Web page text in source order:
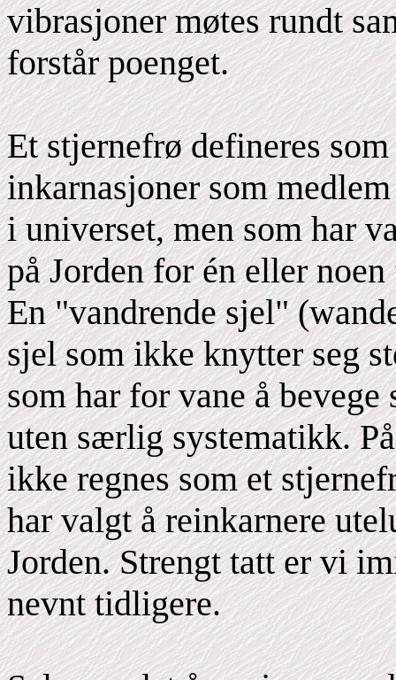
vibrasjoner møtes rundt
forstår poenget.
Et stjernefrø defineres
inkarnasjoner som
i universet, men som har
på Jorden for én eller
En "vandrende sjel"
sjel som ikke knytter seg
som har for vane å
uten særlig systematikk.
ikke regnes som et
har valgt å reinkarnere
Jorden. Strengt tatt er vi
nevnt tidligere.